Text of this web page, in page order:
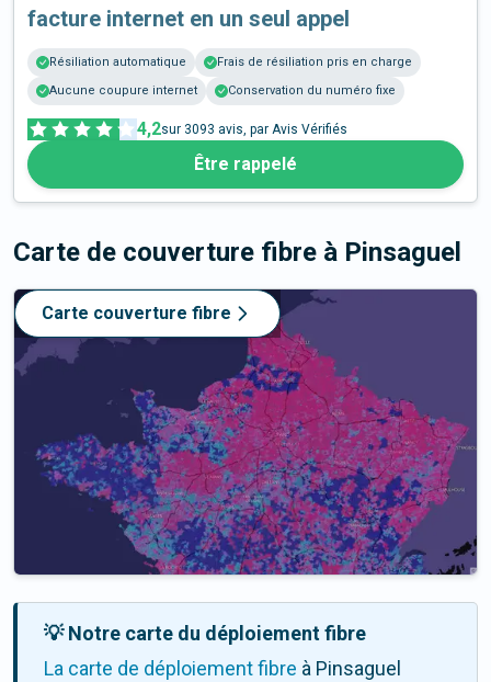
facture internet en un seul appel
Résiliation automatique
Frais de résiliation pris en charge
Aucune coupure internet
Conservation du numéro fixe
4,2sur 3093 avis, par Avis Vérifiés
Être rappelé
Carte de couverture fibre à Pinsaguel
Carte couverture fibre
💡 Notre carte du déploiement fibre
La carte de déploiement fibre à Pinsaguel